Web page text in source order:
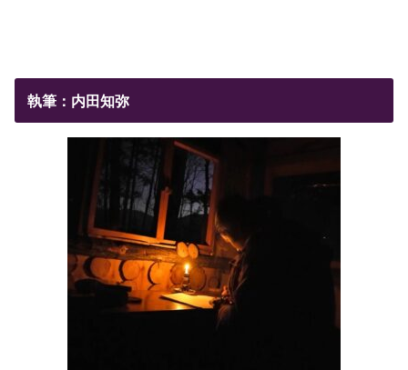
執筆：内田知弥